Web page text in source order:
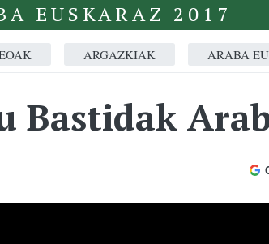
EUSKARAZ 2017
ARGAZKIAK ARABA
Bastidak